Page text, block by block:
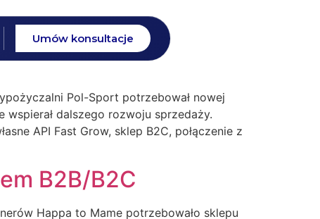
Umów konsultacje
Pol-Sport potrzebował nowej
dalszego rozwoju sprzedaży.
API Fast Grow, sklep B2C, połączenie z
B2B/B2C
Happa to Mame potrzebowało sklepu